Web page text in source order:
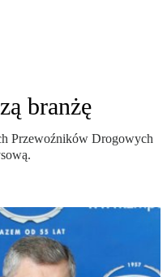
branżę
Przewoźników Drogowych